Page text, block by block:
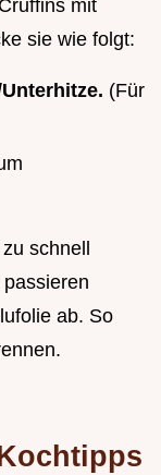
mit
sie wie folgt:
(Für
schnell
ab. So